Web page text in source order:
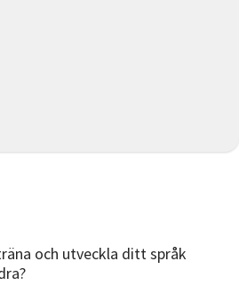
och utveckla ditt språk